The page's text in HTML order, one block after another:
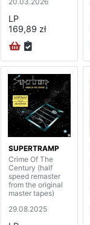
LP
169,89 zł
SUPERTRAMP
Crime Of The
Century (half
speed remaster
from the original
master tapes)
29.08.2025